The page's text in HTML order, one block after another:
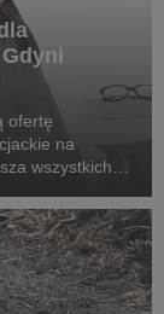
ofertę
na
wszystkich